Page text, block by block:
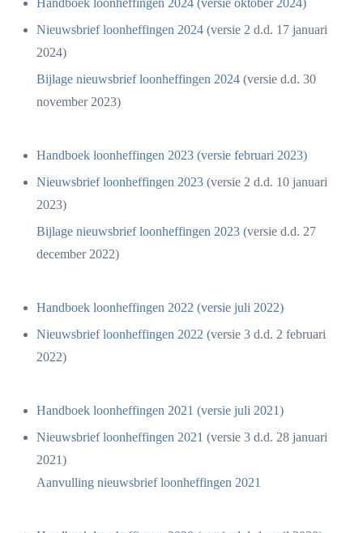
Handboek loonheffingen 2024 (versie oktober 2024)
Nieuwsbrief loonheffingen 2024 (versie 2 d.d. 17 januari
2024)
Bijlage nieuwsbrief loonheffingen 2024 (versie d.d. 30
november 2023)
Handboek loonheffingen 2023 (versie februari 2023)
Nieuwsbrief loonheffingen 2023 (versie 2 d.d. 10 januari
2023)
Bijlage nieuwsbrief loonheffingen 2023 (versie d.d. 27
december 2022)
Handboek loonheffingen 2022 (versie juli 2022)
Nieuwsbrief loonheffingen 2022 (versie 3 d.d. 2 februari
2022)
Handboek loonheffingen 2021 (versie juli 2021)
Nieuwsbrief loonheffingen 2021 (versie 3 d.d. 28 januari
2021)
Aanvulling nieuwsbrief loonheffingen 2021